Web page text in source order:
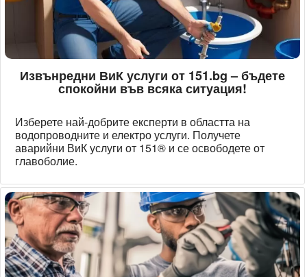
Извънредни ВиК услуги от 151.bg – бъдете
спокойни във всяка ситуация!
Изберете най-добрите експерти в областта на
водопроводните и електро услуги. Получете
аварийни ВиК услуги от 151® и се освободете от
главоболие.